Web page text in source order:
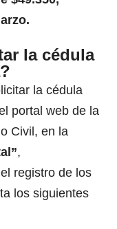
la cédula
la cédula
portal web de la
Civil, en la
,
registro de los
los siguientes